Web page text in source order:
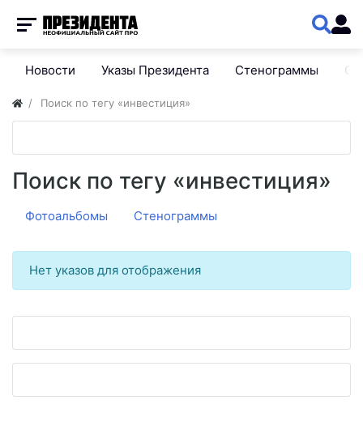
Новости Указы Президента Стенограммы
Поиск по тегу «инвестиция»
Поиск по тегу «инвестиция»
Фотоальбомы Стенограммы
Нет указов для отображения